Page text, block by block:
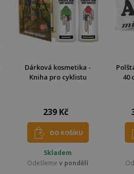
Dárková kosmetika -
Kniha pro cyklistu
239 Kč
DO KOŠÍKU
Skladem
Odešlemev pondělí
40